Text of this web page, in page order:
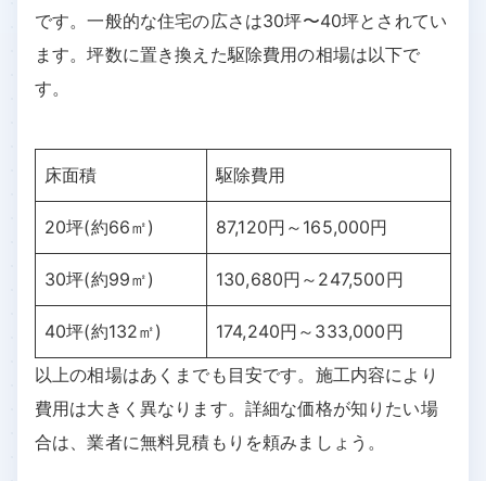
です。一般的な住宅の広さは30坪〜40坪とされてい
ます。坪数に置き換えた駆除費用の相場は以下で
す。
床面積 駆除費用
20坪(約66㎡) 87,120円～165,000円
30坪(約99㎡) 130,680円～247,500円
40坪(約132㎡)
174,240円～333,000円
以上の相場はあくまでも目安です。施工内容により
費用は大きく異なります。詳細な価格が知りたい場
合は、業者に無料見積もりを頼みましょう。